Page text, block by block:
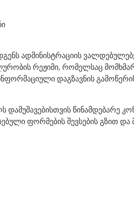
ადმინისტრაციის
რეჟიმი, რომელსაც
დაგზავნის
დამუშავებისთვის
ფორმების შევსების გზით